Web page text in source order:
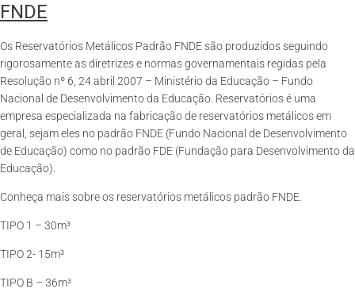
FNDE
Os Reservatórios Metálicos Padrão FNDE são produzidos seguindo
rigorosamente as diretrizes e normas governamentais regidas pela
Resolução nº 6, 24 abril 2007 – Ministério da Educação – Fundo
Nacional de Desenvolvimento da Educação. Reservatórios é uma
empresa especializada na fabricação de reservatórios metálicos em
geral, sejam eles no padrão FNDE (Fundo Nacional de Desenvolvimento
de Educação) como no padrão FDE (Fundação para Desenvolvimento da
Educação).
Conheça mais sobre os reservatórios metálicos padrão FNDE.
TIPO 1 – 30m³
TIPO 2- 15m³
TIPO B – 36m³